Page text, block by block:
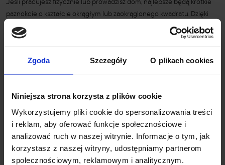
Zgoda Szczegóły O plikach cookies
Niniejsza strona korzysta z plików cookie
Wykorzystujemy pliki cookie do spersonalizowania treści
i reklam, aby oferować funkcje społecznościowe i
analizować ruch w naszej witrynie. Informacje o tym, jak
korzystasz z naszej witryny, udostępniamy partnerom
społecznościowym, reklamowym i analitycznym.
Jeśli pracujesz fizycznie lub prowadzisz dom, najlepsze będą krótkie
paznokcie o kształcie okrągłym lub zaokrąglonego kwadratu. Dzięki
temu unikniesz złamań i uszkodzeń płytki.
Dla kobiet biznesu idealne będą migdałki lub delikatne kwadraty.
Paznokcie kształty dla artystek i
influencerek
W tym przypadku możesz pozwolić sobie na szpice lub baleriny.
Długie, ekstrawaganckie paznokcie przyciągają uwagę i podkreślają